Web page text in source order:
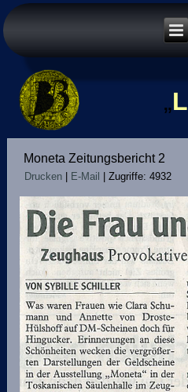
„
Moneta Zeitungsbericht 2
Drucken E-Mail |Zugriffe: 4932